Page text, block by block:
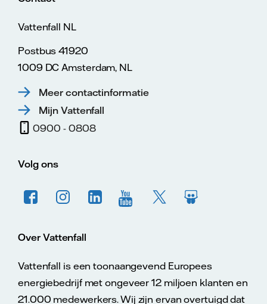
Vattenfall NL
Postbus 41920
1009 DC Amsterdam, NL
Meer contactinformatie
Mijn Vattenfall
0900 - 0808
Volg ons
Over Vattenfall
Vattenfall is een toonaangevend Europees
energiebedrijf met ongeveer 12 miljoen klanten en
21.000 medewerkers. Wij zijn ervan overtuigd dat